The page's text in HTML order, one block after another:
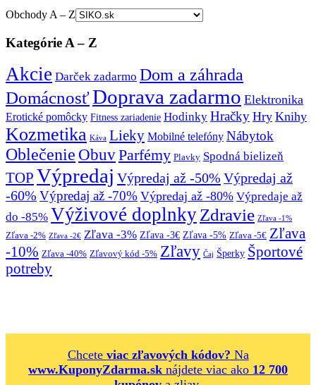
Obchody A – Z
Kategórie A – Z
Akcie Darček zadarmo Dom a záhrada
DomácnosťDoprava zadarmo Elektronika
Erotické pomôcky Fitness zariadenie Hodinky Hračky Hry Knihy
Kozmetika Káva Lieky Mobilné telefóny Nábytok
Oblečenie ObuvParfémy Plavky Spodná bielizeň
TOP Výpredaj Výpredaj až -50% Výpredaj až
-60% Výpredaj až -70% Výpredaj až -80% Výpredaje až
do -85% Výživové doplnkyZdravie Zľava -1%
Zľava -2% Zľava -2€ Zľava -3% Zľava -3€ Zľava -5% Zľava -5€ Zľava
-10% Zľava -40% Zľavový kód -5% Zľavy Čaj Šperky Športové
potreby
Chcete viac zľavových kódov? Na
www.KuponyZdarma.sk nájdete viac ako 12 700